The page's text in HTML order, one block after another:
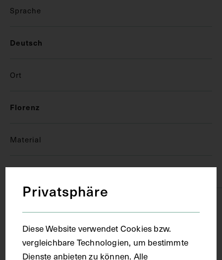
Sprache
Deutsch
Ort
Florenz
Material
Privatsphäre
Diese Website verwendet Cookies bzw.
vergleichbare Technologien, um bestimmte
Dienste anbieten zu können. Alle